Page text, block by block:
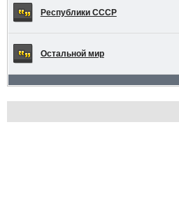
Республики СССР
Остальной мир